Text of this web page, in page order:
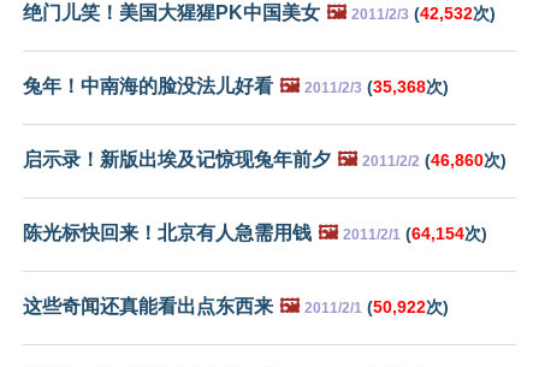
绝门儿笑！美国大猩猩PK中国美女 🖼️ 2011/2/3 (42,532次)
兔年！中南海的脸没法儿好看 🖼️ 2011/2/3 (35,368次)
启示录！新版出埃及记惊现兔年前夕 🖼️ 2011/2/2 (46,860次)
陈光标快回来！北京有人急需用钱 🖼️ 2011/2/1 (64,154次)
这些奇闻还真能看出点东西来 🖼️ 2011/2/1 (50,922次)